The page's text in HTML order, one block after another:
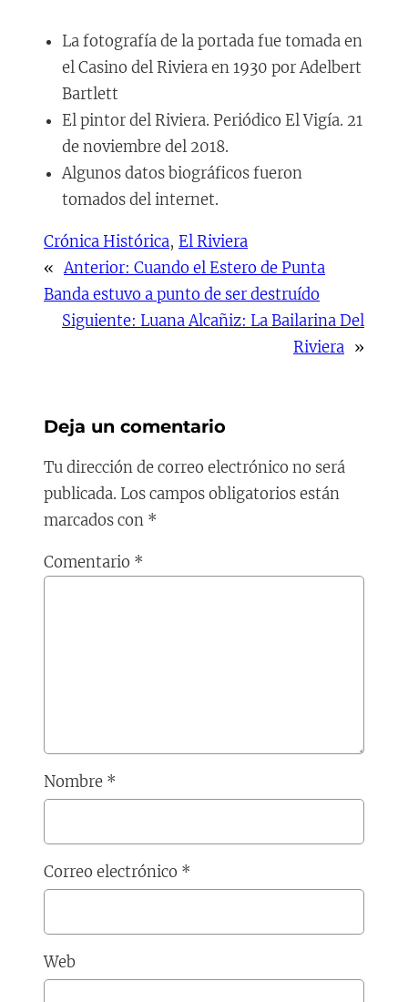
La fotografía de la portada fue tomada en
el Casino del Riviera en 1930 por Adelbert
Bartlett
El pintor del Riviera. Periódico El Vigía. 21
de noviembre del 2018.
Algunos datos biográficos fueron
tomados del internet.
Crónica Histórica, El Riviera
« Anterior: Cuando el Estero de Punta
Banda estuvo a punto de ser destruído
Siguiente: Luana Alcañiz: La Bailarina Del
Riviera »
Deja un comentario
Tu dirección de correo electrónico no será
publicada. Los campos obligatorios están
marcados con *
Comentario *
Nombre *
Correo electrónico *
Web